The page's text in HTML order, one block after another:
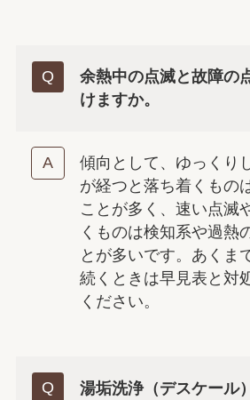
余熱中の点滅と故障の
けますか。
傾向として、ゆっくり
が経つと落ち着くもの
ことが多く、速い点滅
くものは検知系や過熱
とが多いです。あくま
続くときは早見表と対
ください。
湯垢洗浄（デスケール